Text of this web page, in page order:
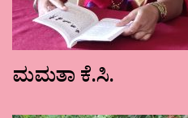
ಮಮತಾ ಕೆ.ಸಿ.